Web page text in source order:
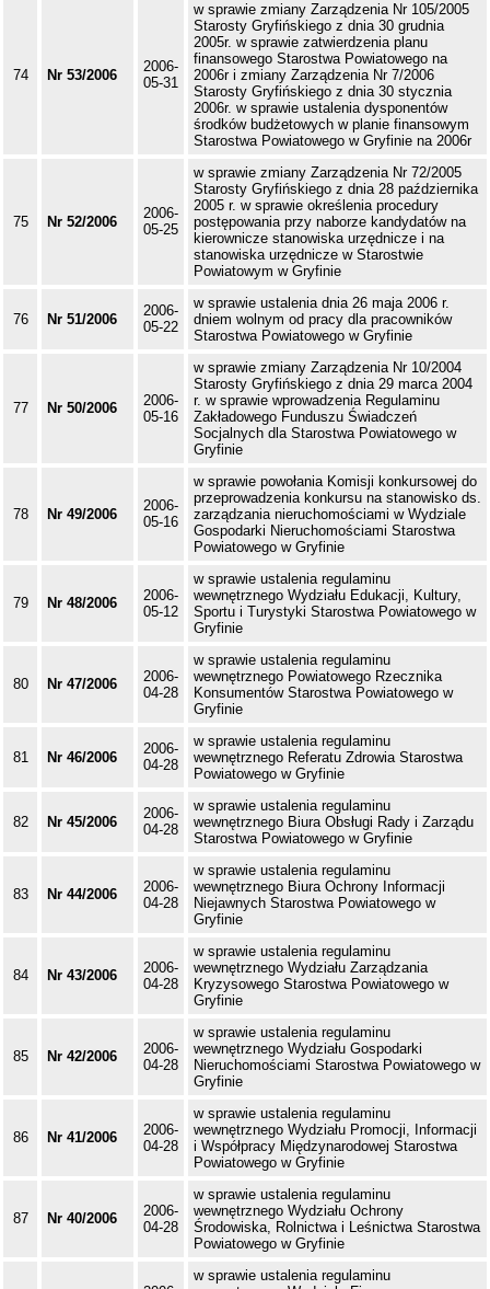
74 Nr 53/2006
2006-
05-31
w sprawie zmiany Zarządzenia Nr 105/2005
Starosty Gryfińskiego z dnia 30 grudnia
2005r. w sprawie zatwierdzenia planu
finansowego Starostwa Powiatowego na
2006r i zmiany Zarządzenia Nr 7/2006
Starosty Gryfińskiego z dnia 30 stycznia
2006r. w sprawie ustalenia dysponentów
środków budżetowych w planie finansowym
Starostwa Powiatowego w Gryfinie na 2006r
75 Nr 52/2006
2006-
05-25
w sprawie zmiany Zarządzenia Nr 72/2005
Starosty Gryfińskiego z dnia 28 października
2005 r. w sprawie określenia procedury
postępowania przy naborze kandydatów na
kierownicze stanowiska urzędnicze i na
stanowiska urzędnicze w Starostwie
Powiatowym w Gryfinie
76 Nr 51/2006
2006-
05-22
w sprawie ustalenia dnia 26 maja 2006 r.
dniem wolnym od pracy dla pracowników
Starostwa Powiatowego w Gryfinie
77 Nr 50/2006
2006-
05-16
w sprawie zmiany Zarządzenia Nr 10/2004
Starosty Gryfińskiego z dnia 29 marca 2004
r. w sprawie wprowadzenia Regulaminu
Zakładowego Funduszu Świadczeń
Socjalnych dla Starostwa Powiatowego w
Gryfinie
78 Nr 49/2006
2006-
05-16
w sprawie powołania Komisji konkursowej do
przeprowadzenia konkursu na stanowisko ds.
zarządzania nieruchomościami w Wydziale
Gospodarki Nieruchomościami Starostwa
Powiatowego w Gryfinie
79 Nr 48/2006
2006-
05-12
w sprawie ustalenia regulaminu
wewnętrznego Wydziału Edukacji, Kultury,
Sportu i Turystyki Starostwa Powiatowego w
Gryfinie
80 Nr 47/2006
2006-
04-28
w sprawie ustalenia regulaminu
wewnętrznego Powiatowego Rzecznika
Konsumentów Starostwa Powiatowego w
Gryfinie
81 Nr 46/2006
2006-
04-28
w sprawie ustalenia regulaminu
wewnętrznego Referatu Zdrowia Starostwa
Powiatowego w Gryfinie
82 Nr 45/2006
2006-
04-28
w sprawie ustalenia regulaminu
wewnętrznego Biura Obsługi Rady i Zarządu
Starostwa Powiatowego w Gryfinie
83 Nr 44/2006
2006-
04-28
w sprawie ustalenia regulaminu
wewnętrznego Biura Ochrony Informacji
Niejawnych Starostwa Powiatowego w
Gryfinie
84 Nr 43/2006
2006-
04-28
w sprawie ustalenia regulaminu
wewnętrznego Wydziału Zarządzania
Kryzysowego Starostwa Powiatowego w
Gryfinie
85 Nr 42/2006
2006-
04-28
w sprawie ustalenia regulaminu
wewnętrznego Wydziału Gospodarki
Nieruchomościami Starostwa Powiatowego w
Gryfinie
86 Nr 41/2006
2006-
04-28
w sprawie ustalenia regulaminu
wewnętrznego Wydziału Promocji, Informacji
i Współpracy Międzynarodowej Starostwa
Powiatowego w Gryfinie
87 Nr 40/2006
2006-
04-28
w sprawie ustalenia regulaminu
wewnętrznego Wydziału Ochrony
Środowiska, Rolnictwa i Leśnictwa Starostwa
Powiatowego w Gryfinie
w sprawie ustalenia regulaminu